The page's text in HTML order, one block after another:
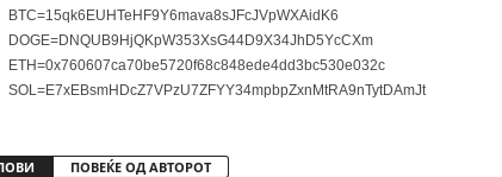
BTC=15qk6EUHTeHF9Y6mava8sJFcJVpWXAidK6
DOGE=DNQUB9HjQKpW353XsG44D9X34JhD5YcCXm
ETH=0x760607ca70be5720f68c848ede4dd3bc530e032c
SOL=E7xEBsmHDcZ7VPzU7ZFYY34mpbpZxnMtRA9nTytDAmJt
ПОВЕЌЕ ОД АВТОРОТ